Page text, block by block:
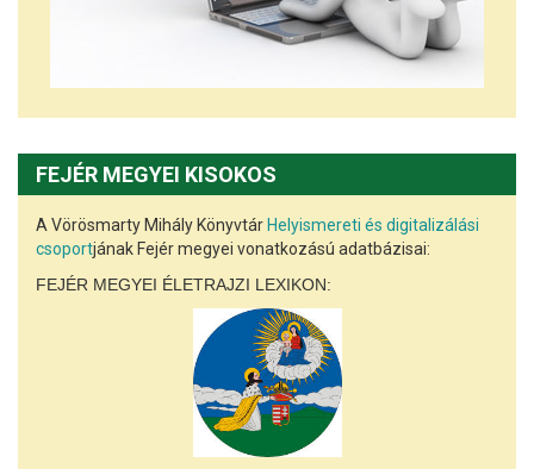
FEJÉR MEGYEI KISOKOS
A Vörösmarty Mihály Könyvtár Helyismereti és digitalizálási
csoportjának Fejér megyei vonatkozású adatbázisai:
FEJÉR MEGYEI ÉLETRAJZI LEXIKON: